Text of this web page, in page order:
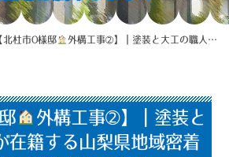
北杜市O様邸 外構工事➁】｜塗装と大工の職人が在籍する山梨県地域密着型塗装店（塗装のカイト）
外構工事➁】｜塗装と
在籍する山梨県地域密着